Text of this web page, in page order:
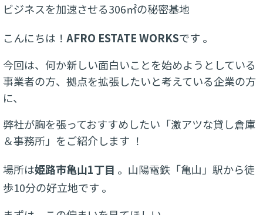
ビジネスを加速させる306㎡の秘密基地
こんにちは！ AFRO ESTATE WORKSです 。
今回は、何か新しい面白いことを始めようとしている
事業者の方、拠点を拡張したいと考えている企業の方
に、
弊社が胸を張っておすすめしたい「激アツな貸し倉庫
＆事務所」をご紹介します ！
場所は姫路市亀山1丁目 。山陽電鉄「亀山」駅から徒
歩10分の好立地です 。